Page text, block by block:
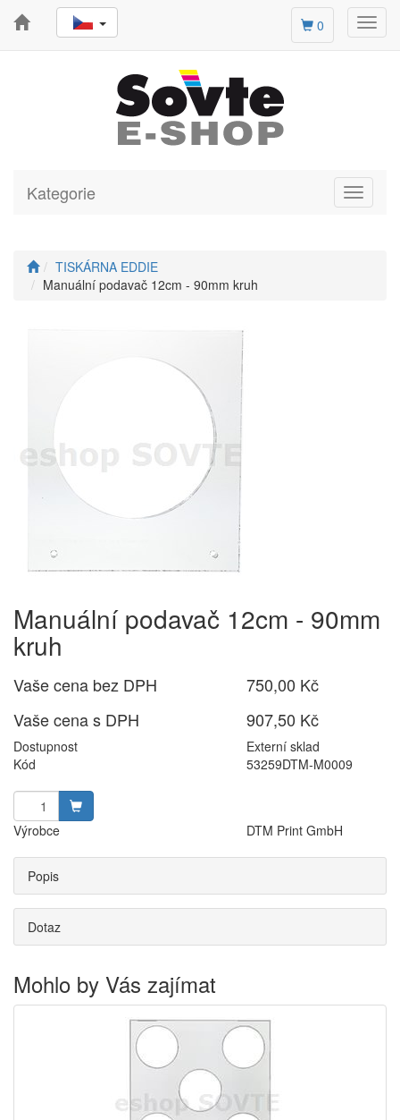
0
Toggle
Kategorie
TISKÁRNA EDDIE
Manuální podavač 12cm - 90mm kruh
Manuální podavač 12cm - 90mm
kruh
Vaše cena bez DPH
750,00 Kč
Vaše cena s DPH
907,50 Kč
Dostupnost
Externí sklad
Kód
53259DTM-M0009
Výrobce DTM Print GmbH
Popis
Dotaz
Mohlo by Vás zajímat